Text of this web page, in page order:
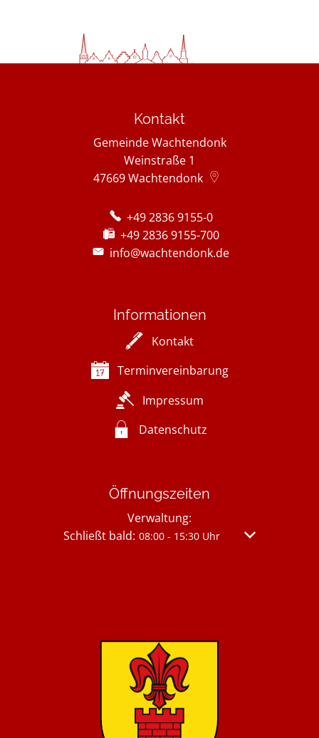
Kontakt
Gemeinde Wachtendonk
Weinstraße 1
47669Wachtendonk
+49 2836 9155-0
+49 2836 9155-700
info@wachtendonk.de
Informationen
Kontakt
Terminvereinbarung
Impressum
Datenschutz
Öffnungszeiten
Verwaltung:
Klicken, um weitere Öffnungs- oder
Schließt bald: 08:00 - 15:30 Uhr Von 08:00 bis